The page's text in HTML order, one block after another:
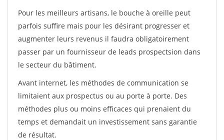
Pour les meilleurs artisans, le bouche à oreille peut
parfois suffire mais pour les désirant progresser et
augmenter leurs revenus il faudra obligatoirement
passer par un fournisseur de leads prospectsion dans
le secteur du bâtiment.
Avant internet, les méthodes de communication se
limitaient aux prospectus ou au porte à porte. Des
méthodes plus ou moins efficaces qui prenaient du
temps et demandait un investissement sans garantie
de résultat.